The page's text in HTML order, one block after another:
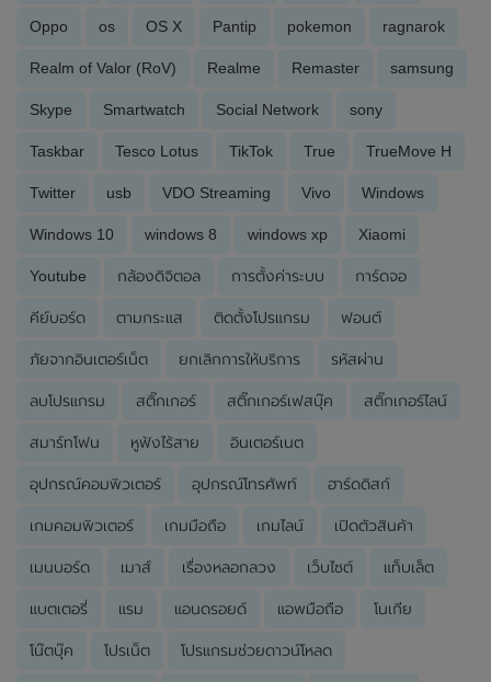
Oppo os OS X Pantip pokemon ragnarok
Realm of Valor (RoV) Realme Remaster samsung
Skype Smartwatch Social Network sony
Taskbar Tesco Lotus TikTok True TrueMove H
Twitter usb VDO Streaming Vivo Windows
Windows 10 windows 8 windows xp Xiaomi
Youtube กล้องดิจิตอล การตั้งค่าระบบ การ์ดจอ
คีย์บอร์ด ตามกระแส ติดตั้งโปรแกรม ฟอนต์
ภัยจากอินเตอร์เน็ต ยกเลิกการให้บริการ รหัสผ่าน
ลบโปรแกรม สติ๊กเกอร์ สติ๊กเกอร์เฟสบุ๊ค สติ๊กเกอร์ไลน์
สมาร์ทโฟน หูฟังไร้สาย อินเตอร์เนต
อุปกรณ์คอมพิวเตอร์ อุปกรณ์โทรศัพท์ ฮาร์ดดิสก์
เกมคอมพิวเตอร์ เกมมือถือ เกมไลน์ เปิดตัวสินค้า
เมนบอร์ด เมาส์ เรื่องหลอกลวง เว็บไซต์ แท็บเล็ต
แบตเตอรี่ แรม แอนดรอยด์ แอพมือถือ โนเกีย
โน๊ตบุ๊ค โปรเน็ต โปรแกรมช่วยดาวน์โหลด